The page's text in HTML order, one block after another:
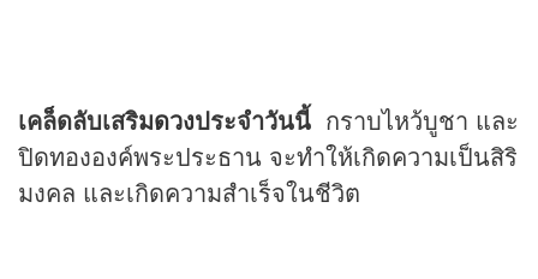
เคล็ดลับเสริมดวงประจำวันนี้ กราบไหว้บูชา และ
ปิดทององค์พระประธาน จะทำให้เกิดความเป็นสิริ
มงคล และเกิดความสำเร็จในชีวิต